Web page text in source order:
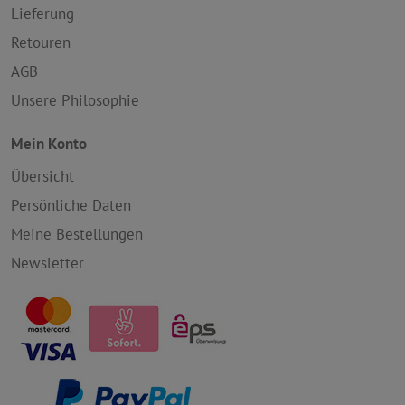
Lieferung
Retouren
AGB
Unsere Philosophie
Mein Konto
Übersicht
Persönliche Daten
Meine Bestellungen
Newsletter